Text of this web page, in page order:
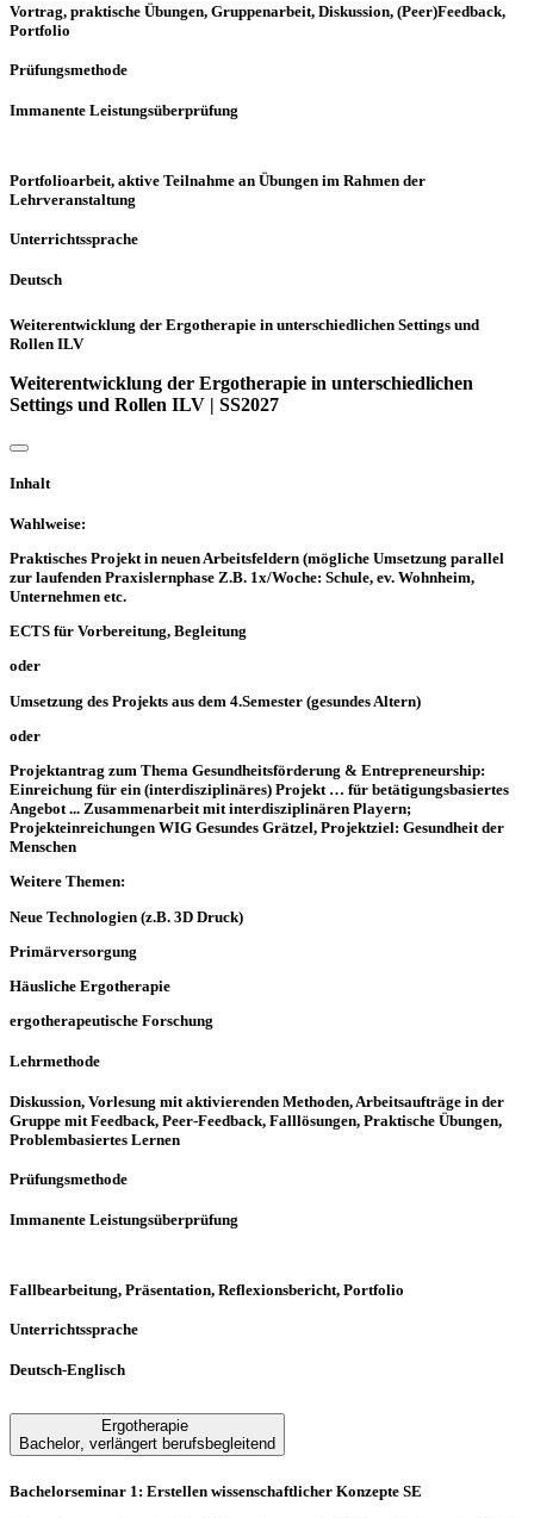
Vortrag, praktische Übungen, Gruppenarbeit, Diskussion, (Peer)Feedback,
Portfolio
Prüfungsmethode
Immanente Leistungsüberprüfung
Portfolioarbeit, aktive Teilnahme an Übungen im Rahmen der
Lehrveranstaltung
Unterrichtssprache
Deutsch
Weiterentwicklung der Ergotherapie in unterschiedlichen Settings und
Rollen ILV
Weiterentwicklung der Ergotherapie in unterschiedlichen
Settings und Rollen ILV | SS2027
Inhalt
Wahlweise:
Praktisches Projekt in neuen Arbeitsfeldern (mögliche Umsetzung parallel
zur laufenden Praxislernphase Z.B. 1x/Woche: Schule, ev. Wohnheim,
Unternehmen etc.
ECTS für Vorbereitung, Begleitung
oder
Umsetzung des Projekts aus dem 4.Semester (gesundes Altern)
oder
Projektantrag zum Thema Gesundheitsförderung & Entrepreneurship:
Einreichung für ein (interdisziplinäres) Projekt … für betätigungsbasiertes
Angebot ... Zusammenarbeit mit interdisziplinären Playern;
Projekteinreichungen WIG Gesundes Grätzel, Projektziel: Gesundheit der
Menschen
Weitere Themen:
Neue Technologien (z.B. 3D Druck)
Primärversorgung
Häusliche Ergotherapie
ergotherapeutische Forschung
Lehrmethode
Diskussion, Vorlesung mit aktivierenden Methoden, Arbeitsaufträge in der
Gruppe mit Feedback, Peer-Feedback, Falllösungen, Praktische Übungen,
Problembasiertes Lernen
Prüfungsmethode
Immanente Leistungsüberprüfung
Fallbearbeitung, Präsentation, Reflexionsbericht, Portfolio
Unterrichtssprache
Deutsch-Englisch
Ergotherapie
Bachelor, verlängert berufsbegleitend
Bachelorseminar 1: Erstellen wissenschaftlicher Konzepte SE